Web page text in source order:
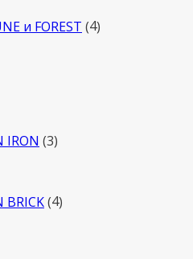
и FOREST 4
IRON 33
BRICK 4товара